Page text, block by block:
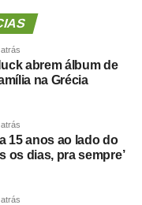
a inclusão das
nos Jogos
ciclístico, com
a Praia do Cortado,
A Praia do Cortado
a programação
tennis, vôlei de
local.
abrem álbum de
na Grécia
15 anos ao lado do
os dias, pra sempre’